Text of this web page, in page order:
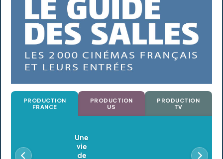
PRODUCTION
FRANCE
PRODUCTION
US
PRODUCTION
TV
Oldeupe
En postproduction